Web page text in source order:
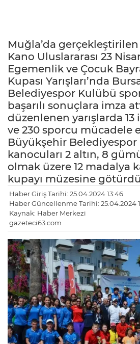
Muğla’da
Kano Uluslararası 23
Egemenlik ve Çocuk
Kupası Yarışları’nda
Belediyespor Kulübü
başarılı sonuçlara imza
düzenlenen yarışlarda 13
ve 230 sporcu mücadele
Büyükşehir
kanocuları 2 altın, 8
olmak üzere 12 madalya
kupayı müzesine
Haber Giriş Tarihi: 25.04.2024 13:46
Haber Güncellenme Tarihi: 25.04.2024
Kaynak: Haber Merkezi
gazeteci63.com